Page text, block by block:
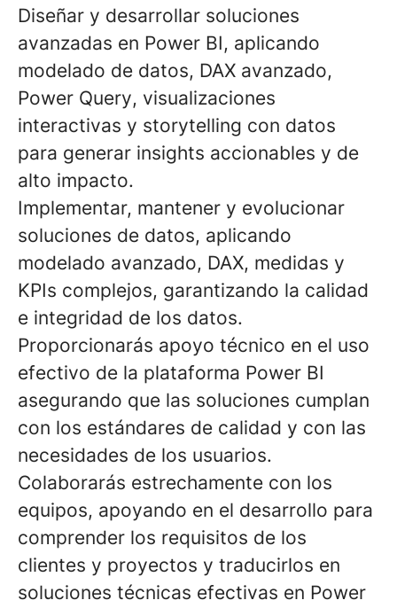
Diseñar y desarrollar soluciones
avanzadas en Power BI, aplicando
modelado de datos, DAX avanzado,
Power Query, visualizaciones
interactivas y storytelling con datos
para generar insights accionables y de
alto impacto.
Implementar, mantener y evolucionar
soluciones de datos, aplicando
modelado avanzado, DAX, medidas y
KPIs complejos, garantizando la calidad
e integridad de los datos.
Proporcionarás apoyo técnico en el uso
efectivo de la plataforma Power BI
asegurando que las soluciones cumplan
con los estándares de calidad y con las
necesidades de los usuarios.
Colaborarás estrechamente con los
equipos, apoyando en el desarrollo para
comprender los requisitos de los
clientes y proyectos y traducirlos en
soluciones técnicas efectivas en Power